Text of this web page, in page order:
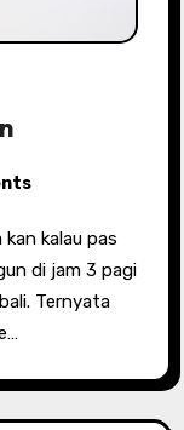
di jam 3 pagi
Ternyata